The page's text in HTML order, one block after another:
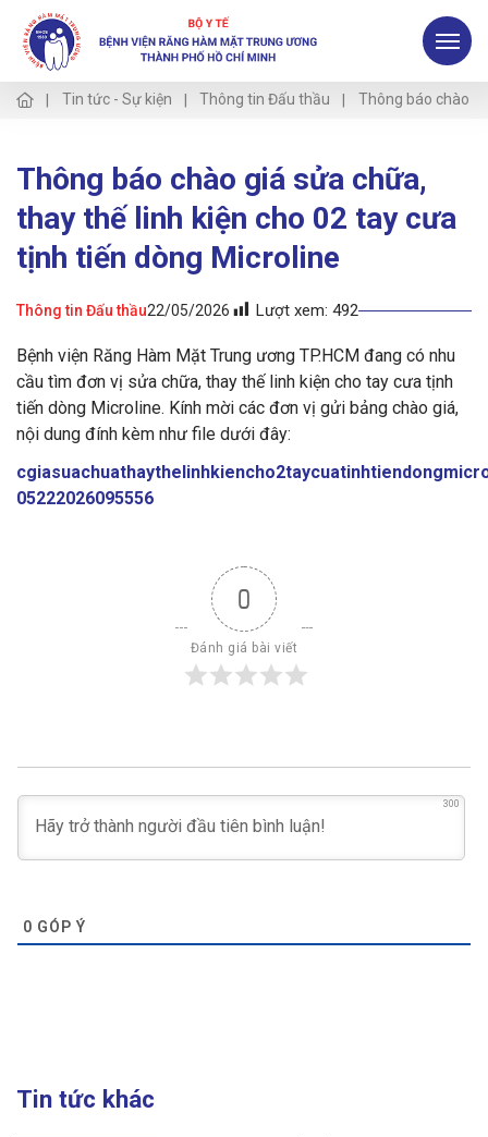
Tin tức - Sự kiện Thông tin Đấu thầu Thông báo chào
Thông báo chào giá sửa chữa,
thay thế linh kiện cho 02 tay cưa
tịnh tiến dòng Microline
Thông tin Đấu thầu22/05/2026 Lượt xem: 492
Bệnh viện Răng Hàm Mặt Trung ương TP.HCM đang có nhu
cầu tìm đơn vị sửa chữa, thay thế linh kiện cho tay cưa tịnh
tiến dòng Microline. Kính mời các đơn vị gửi bảng chào giá,
nội dung đính kèm như file dưới đây:
05222026095556
0
Đánh giá bài viết
300
0 GÓP Ý
Tin tức khác